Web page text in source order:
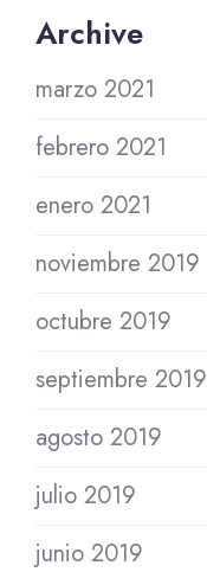
Archive
marzo 2021
febrero 2021
enero 2021
noviembre 2019
octubre 2019
septiembre 2019
agosto 2019
julio 2019
junio 2019